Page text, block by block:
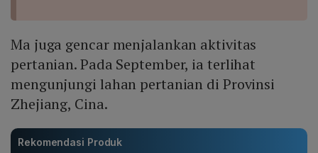
Ma juga gencar menjalankan aktivitas
pertanian. Pada September, ia terlihat
mengunjungi lahan pertanian di Provinsi
Zhejiang, Cina.
Rekomendasi Produk